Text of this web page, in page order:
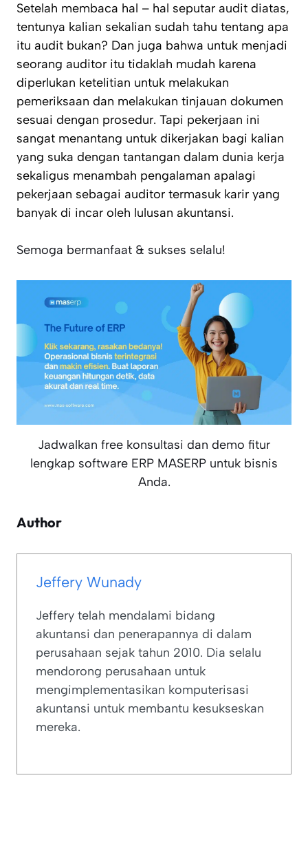
Setelah membaca hal – hal seputar audit diatas,
tentunya kalian sekalian sudah tahu tentang apa
itu audit bukan? Dan juga bahwa untuk menjadi
seorang auditor itu tidaklah mudah karena
diperlukan ketelitian untuk melakukan
pemeriksaan dan melakukan tinjauan dokumen
sesuai dengan prosedur. Tapi pekerjaan ini
sangat menantang untuk dikerjakan bagi kalian
yang suka dengan tantangan dalam dunia kerja
sekaligus menambah pengalaman apalagi
pekerjaan sebagai auditor termasuk karir yang
banyak di incar oleh lulusan akuntansi.
Semoga bermanfaat & sukses selalu!
Jadwalkan free konsultasi dan demo fitur
lengkap software ERP MASERP untuk bisnis
Anda.
Author
Jeffery Wunady
Jeffery telah mendalami bidang
akuntansi dan penerapannya di dalam
perusahaan sejak tahun 2010. Dia selalu
mendorong perusahaan untuk
mengimplementasikan komputerisasi
akuntansi untuk membantu kesukseskan
mereka.